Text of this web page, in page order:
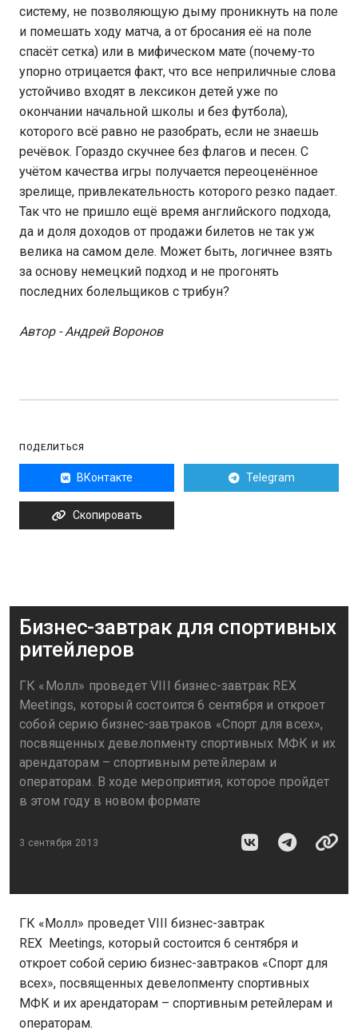
систему, не позволяющую дыму проникнуть на поле
и помешать ходу матча, а от бросания её на поле
спасёт сетка) или в мифическом мате (почему-то
упорно отрицается факт, что все неприличные слова
устойчиво входят в лексикон детей уже по
окончании начальной школы и без футбола),
которого всё равно не разобрать, если не знаешь
речёвок. Гораздо скучнее без флагов и песен. С
учётом качества игры получается переоценённое
зрелище, привлекательность которого резко падает.
Так что не пришло ещё время английского подхода,
да и доля доходов от продажи билетов не так уж
велика на самом деле. Может быть, логичнее взять
за основу немецкий подход и не прогонять
последних болельщиков с трибун?
Автор - Андрей Воронов
ПОДЕЛИТЬСЯ
ВКонтакте Telegram
Скопировать
Бизнес-завтрак для спортивных
ритейлеров
ГК «Молл» проведет VIII бизнес-завтрак REX
Meetings, который состоится 6 сентября и откроет
собой серию бизнес-завтраков «Спорт для всех»,
посвященных девелопменту спортивных МФК и их
арендаторам – спортивным ретейлерам и
операторам. В ходе мероприятия, которое пройдет
в этом году в новом формате
3 сентября 2013
ГК «Молл» проведет VIII бизнес-завтрак
REX Meetings, который состоится 6 сентября и
откроет собой серию бизнес-завтраков «Спорт для
всех», посвященных девелопменту спортивных
МФК и их арендаторам – спортивным ретейлерам и
операторам.